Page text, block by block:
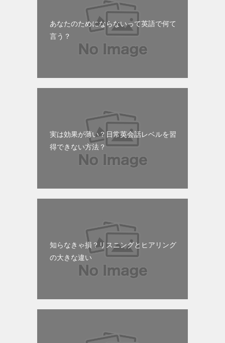
あなたのためにならないって英語で何て
言う？
実は効果が薄い？日常英会話レベルを習
得できない方法？
知らなきゃ損？リスニングとヒアリング
の大きな違い